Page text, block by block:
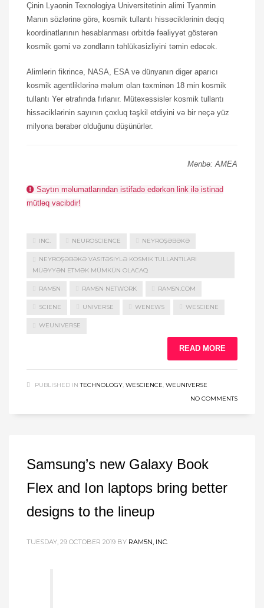
Çinin Lyaonin Texnologiya Universitetinin alimi Tyanmin
Manın sözlərinə görə, kosmik tullantı hissəciklərinin dəqiq
koordinatlarının hesablanması orbitdə fəaliyyət göstərən
kosmik gəmi və zondların təhlükəsizliyini təmin edəcək.
Alimlərin fikrincə, NASA, ESA və dünyanın digər aparıcı
kosmik agentliklərinə məlum olan təxminən 18 min kosmik
tullantı Yer ətrafında fırlanır. Mütəxəssislər kosmik tullantı
hissəciklərinin sayının çoxluq təşkil etdiyini və bir neçə yüz
milyona bərabər olduğunu düşünürlər.
Mənbə: AMEA
Saytın məlumatlarından istifadə edərkən link ilə istinad
mütləq vacibdir!
INC. NEUROSCIENCE NEYROŞƏBƏKƏ
NEYROŞƏBƏKƏ VASITƏSIYLƏ KOSMIK TULLANTILARI
MÜƏYYƏN ETMƏK MÜMKÜN OLACAQ
RAM5N RAM5N NETWORK RAM5N.COM
SCIENE UNIVERSE WENEWS WESCIENE
WEUNIVERSE
READ MORE
PUBLISHED IN TECHNOLOGY, WESCIENCE, WEUNIVERSE
NO COMMENTS
Samsung’s new Galaxy Book
Flex and Ion laptops bring better
designs to the lineup
TUESDAY, 29 OCTOBER 2019 BY RAM5N, INC.